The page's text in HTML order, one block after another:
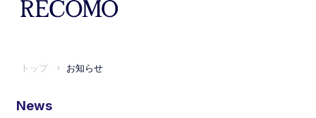
トップ お知らせ
News